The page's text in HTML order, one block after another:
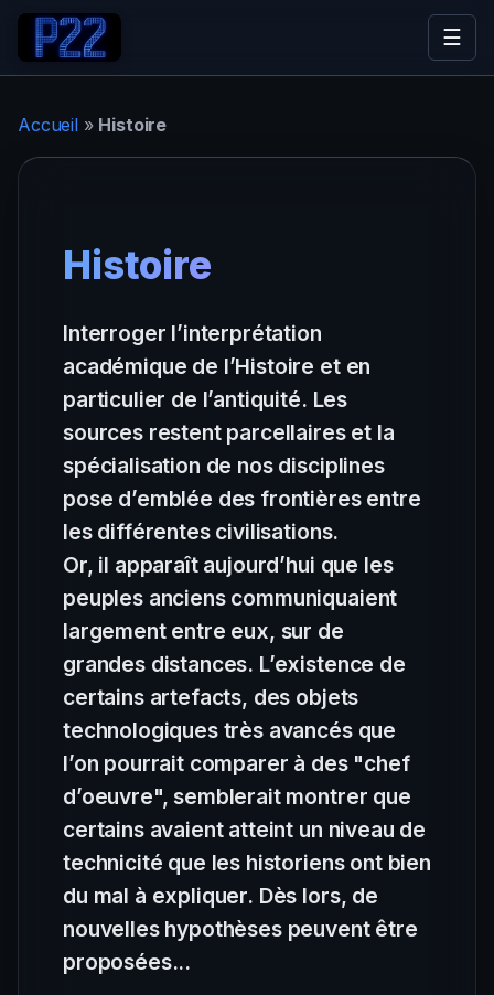
☰
Accueil» Histoire
Histoire
Interroger l’interprétation
académique de l’Histoire et en
particulier de l’antiquité. Les
sources restent parcellaires et la
spécialisation de nos disciplines
pose d’emblée des frontières entre
les différentes civilisations.
Or, il apparaît aujourd’hui que les
peuples anciens communiquaient
largement entre eux, sur de
grandes distances. L’existence de
certains artefacts, des objets
technologiques très avancés que
l’on pourrait comparer à des "chef
d’oeuvre", semblerait montrer que
certains avaient atteint un niveau de
technicité que les historiens ont bien
du mal à expliquer. Dès lors, de
nouvelles hypothèses peuvent être
proposées...